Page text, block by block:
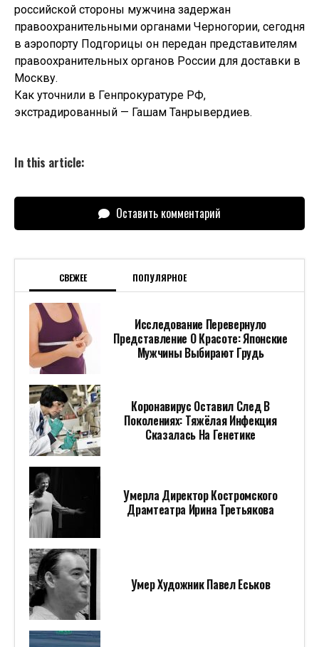
российской стороны мужчина задержан
правоохранительными органами Черногории, сегодня
в аэропорту Подгорицы он передан представителям
правоохранительных органов России для доставки в
Москву.
Как уточнили в Генпрокуратуре РФ,
экстрадированный — Гашам Танрывердиев.
In this article:
Оставить комментарий
СВЕЖЕЕ ПОПУЛЯРНОЕ
Исследование Перевернуло
Представление О Красоте: Японские
Мужчины Выбирают Грудь
Коронавирус Оставил След В
Поколениях: Тяжёлая Инфекция
Сказалась На Генетике
Умерла Директор Костромского
Драмтеатра Ирина Третьякова
Умер Художник Павел Еськов